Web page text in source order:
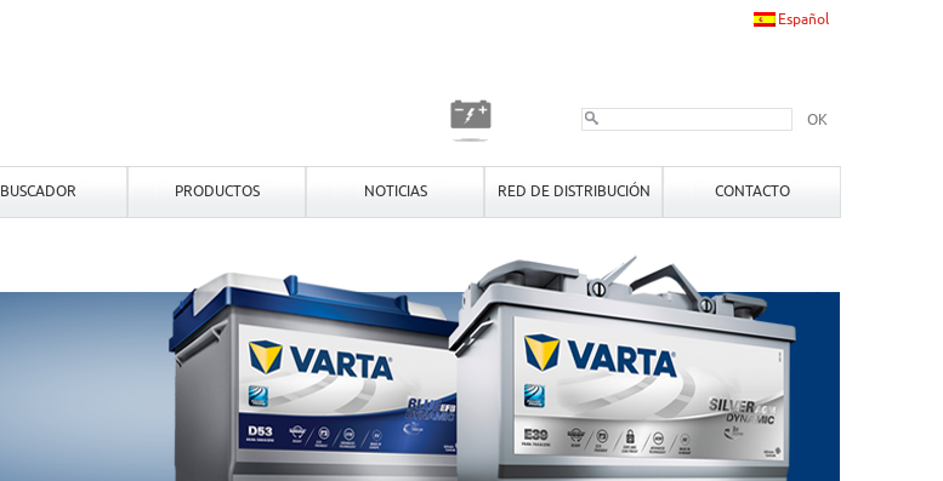
BUSCADOR PRODUCTOS NOTICIAS RED DE DISTRIBUCIÓN CONTACTO
Español
OK